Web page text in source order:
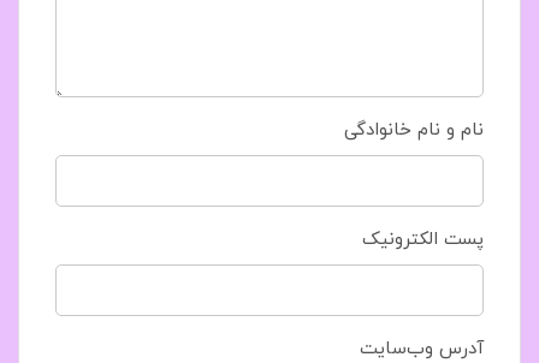
نام و نام خانوادگی
پست الکترونیک
آدرس وب‌سایت